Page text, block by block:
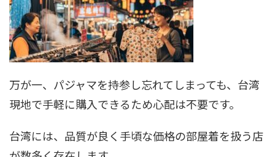
万が一、パジャマを持参し忘れてしまっても、台湾
現地で手軽に購入できるため心配は不要です。
台湾には、品質が良く手頃な価格の部屋着を扱う店